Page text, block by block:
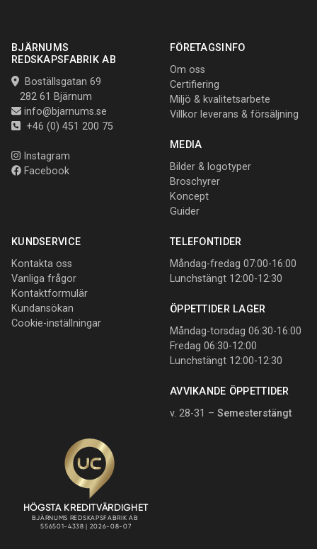
BJÄRNUMS
REDSKAPSFABRIK AB
Boställsgatan 69
282 61 Bjärnum
info@bjarnums.se
+46 (0) 451 200 75
Instagram
Facebook
FÖRETAGSINFO
Om oss
Certifiering
Miljö & kvalitetsarbete
Villkor leverans & försäljning
MEDIA
Bilder & logotyper
Broschyrer
Koncept
Guider
KUNDSERVICE
Kontakta oss
Vanliga frågor
Kontaktformulär
Kundansökan
Cookie-inställningar
TELEFONTIDER
Måndag-fredag 07:00-16:00
Lunchstängt 12:00-12:30
ÖPPETTIDER LAGER
Måndag-torsdag 06:30-16:00
Fredag 06:30-12:00
Lunchstängt 12:00-12:30
AVVIKANDE ÖPPETTIDER
v. 28-31 – Semesterstängt